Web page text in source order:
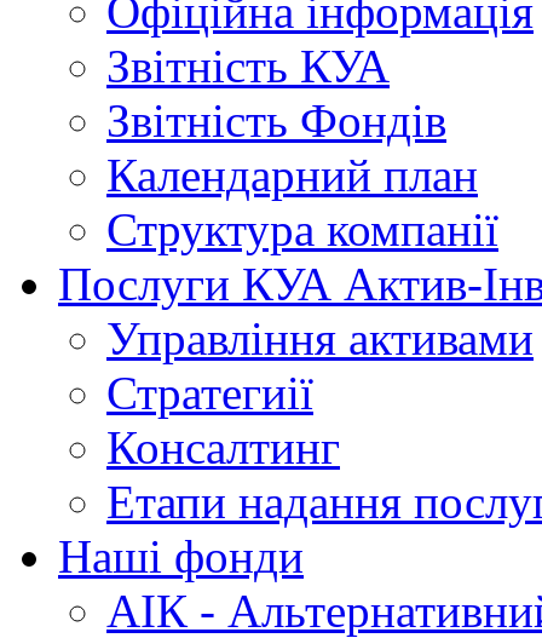
Офіційна інформація
Звітність КУА
Звітність Фондів
Календарний план
Структура компанії
Послуги КУА Актив-
Управління активами
Стратегиії
Консалтинг
Етапи надання
Наші фонди
АІК -